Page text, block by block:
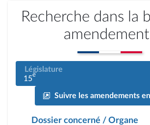
Recherche dans la
Législature
15e
Suivre les amendements
Dossier concerné / Organe